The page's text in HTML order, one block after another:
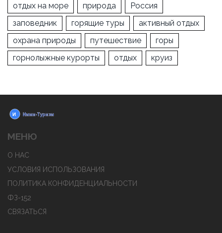
отдых на море
природа
Россия
заповедник
горящие туры
активный отдых
охрана природы
путешествие
горы
горнолыжные курорты
отдых круиз
МЕНЮ
О НАС
УСЛОВИЯ ИСПОЛЬЗОВАНИЯ
ПОЛИТИКА КОНФИДЕНЦИАЛЬНОСТИ
ФЗ-152
СВЯЗАТЬСЯ